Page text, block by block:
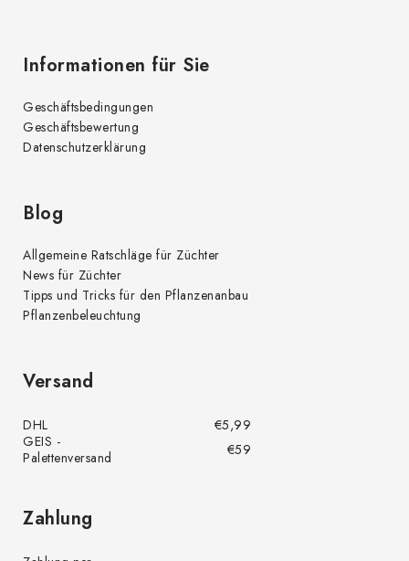
Informationen für Sie
Geschäftsbedingungen
Geschäftsbewertung
Datenschutzerklärung
Blog
Allgemeine Ratschläge für Züchter
News für Züchter
Tipps und Tricks für den Pflanzenanbau
Pflanzenbeleuchtung
Versand
DHL
€5,99
GEIS -
Palettenversand
€59
Zahlung